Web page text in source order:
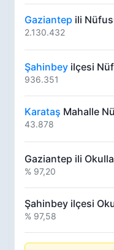
Gaziantep ili
2.130.432
Şahinbey ilçesi
936.351
Karataş Mahalle
43.878
Gaziantep ili
% 97,20
Şahinbey ilçesi
% 97,58